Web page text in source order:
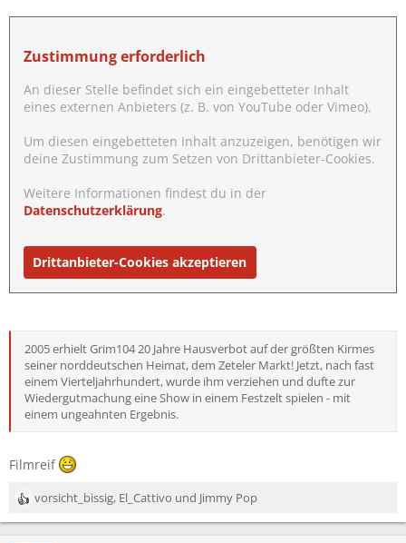
Zustimmung erforderlich
An dieser Stelle befindet sich ein eingebetteter Inhalt
eines externen Anbieters (z. B. von YouTube oder Vimeo).
Um diesen eingebetteten Inhalt anzuzeigen, benötigen wir
deine Zustimmung zum Setzen von Drittanbieter-Cookies.
Weitere Informationen findest du in der
Datenschutzerklärung.
Drittanbieter-Cookies akzeptieren
2005 erhielt Grim104 20 Jahre Hausverbot auf der größten Kirmes
seiner norddeutschen Heimat, dem Zeteler Markt! Jetzt, nach fast
einem Vierteljahrhundert, wurde ihm verziehen und dufte zur
Wiedergutmachung eine Show in einem Festzelt spielen - mit
einem ungeahnten Ergebnis.
Filmreif
R
e
vorsicht_bissig, El_Cattivo und Jimmy Pop